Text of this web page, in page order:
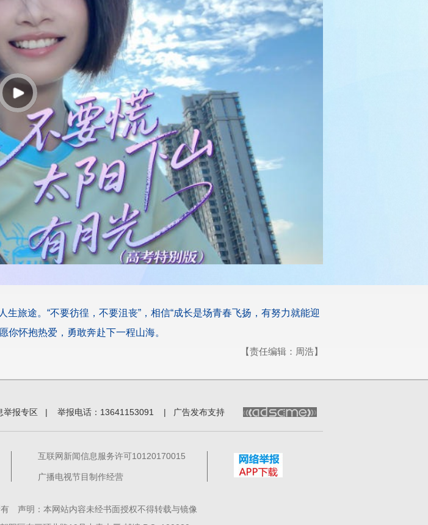
旅途。“不要彷徨，不要沮丧”，相信“成长是场青春飞扬，有努力就能迎
你怀抱热爱，勇敢奔赴下一程山海。
【责任编辑：周浩】
举报专区 | 举报电话：13641153091 | 广告发布支持
互联网新闻信息服务许可10120170015
广播电视节目制作经营
声明：本网站内容未经书面授权不得转载与镜像